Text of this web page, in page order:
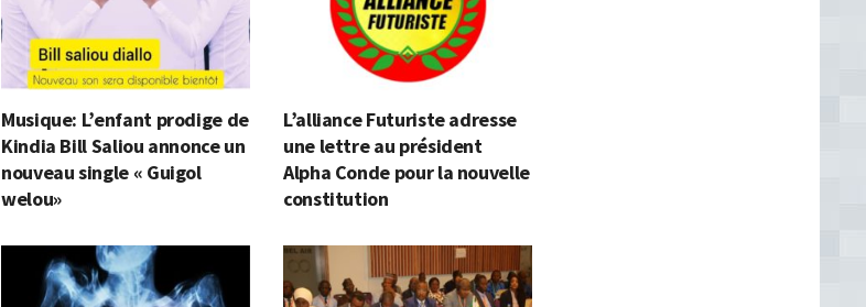
Musique: L’enfant prodige de
Kindia Bill Saliou annonce un
nouveau single « Guigol
welou»
L’alliance Futuriste adresse
une lettre au président
Alpha Conde pour la nouvelle
constitution